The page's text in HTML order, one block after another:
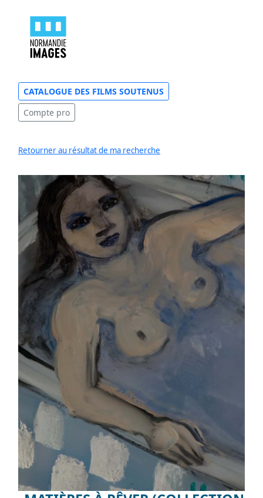
CATALOGUE DES FILMS SOUTENUS
Compte pro
Retourner au résultat de ma recherche